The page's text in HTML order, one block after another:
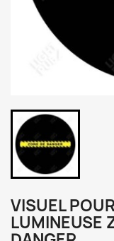
VISUEL
LUMINEUSE